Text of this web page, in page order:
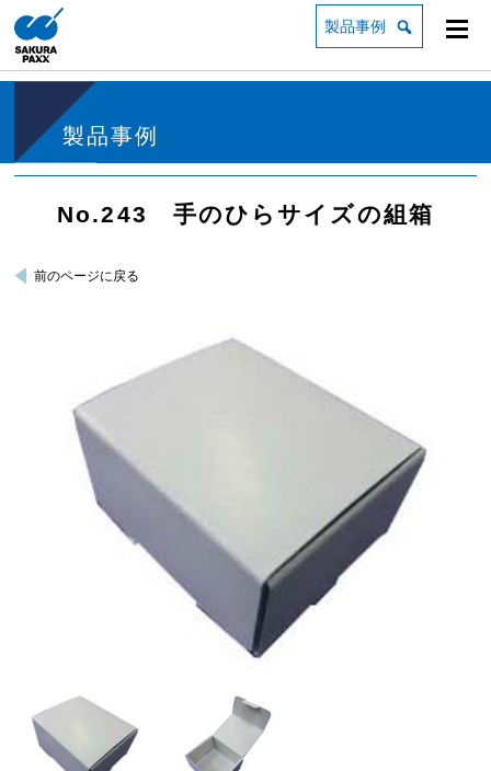
製品事例
製品事例
No.243 手のひらサイズの組箱
前のページに戻る